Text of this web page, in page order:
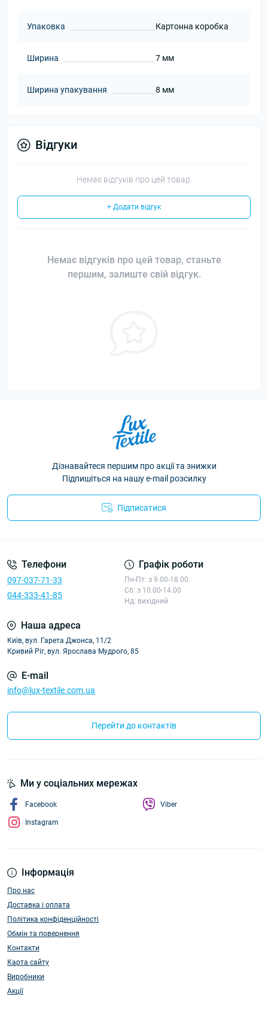
Упаковка Картонна коробка
Ширина 7 мм
Ширина упакування 8 мм
Відгуки
Немає відгуків про цей товар.
+ Додати відгук
Немає відгуків про цей товар, станьте
першим, залиште свій відгук.
Дізнавайтеся першим про акції та знижки
Підпишіться на нашу e-mail розсилку
Підписатися
Телефони
097-037-71-33
044-333-41-85
Графік роботи
Пн-Пт: з 9.00-18.00
Сб: з 10.00-14.00
Нд: вихідний
Наша адреса
Київ, вул. Гарета Джонса, 11/2
Кривий Ріг, вул. Ярослава Мудрого, 85
E-mail
info@lux-textile.com.ua
Перейти до контактів
Інформація
Про нас
Доставка і оплата
Політика конфіденційності
Обмін та повернення
Контакти
Карта сайту
Виробники
Акції
Ми у соціальних мережах
Facebook
Instagram
Viber